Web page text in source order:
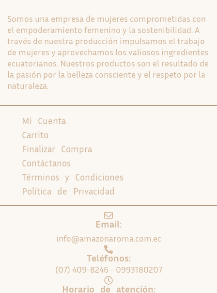
Somos una empresa de mujeres comprometidas con
el empoderamiento femenino y la sostenibilidad. A
través de nuestra producción impulsamos el trabajo
de mujeres y aprovechamos los valiosos ingredientes
ecuatorianos. Nuestros productos son el resultado de
la pasión por la belleza consciente y el respeto por la
naturaleza.
Mi Cuenta
Carrito
Finalizar Compra
Contáctanos
Términos y Condiciones
Política de Privacidad
Email:
info@amazonaroma.com.ec
Teléfonos:
(07) 409-8246 - 0993180207
Horario de atención: